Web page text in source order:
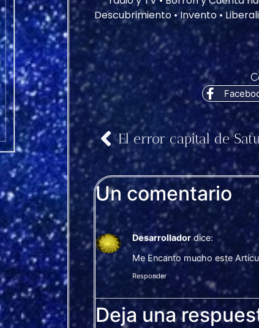
Descubrimiento • Invento •
Un comentario
Desarrollador dice:
Me Encanto mucho este
Responder
Deja una